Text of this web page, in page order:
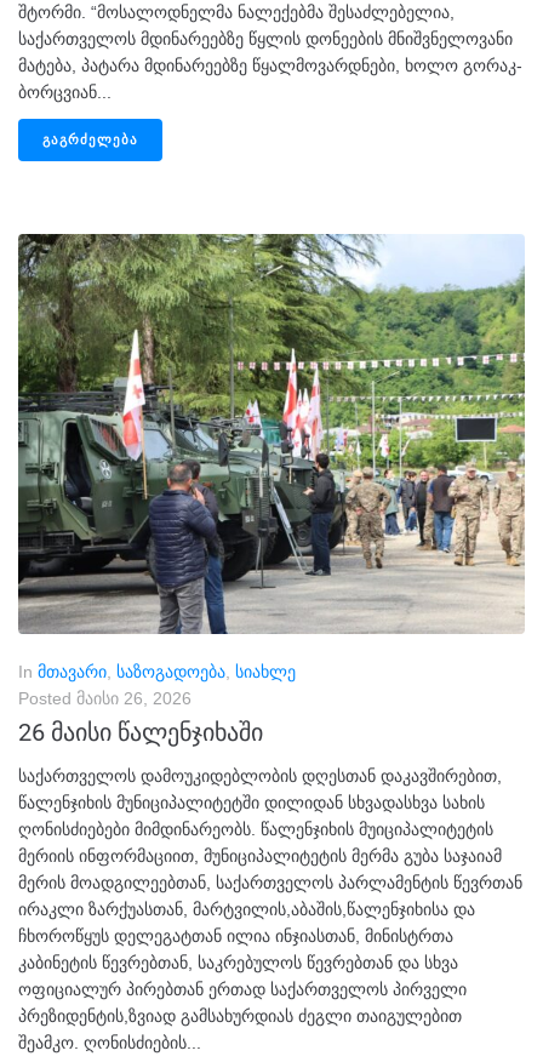
შტორმი. “მოსალოდნელმა ნალექებმა შესაძლებელია,
საქართველოს მდინარეებზე წყლის დონეების მნიშვნელოვანი
მატება, პატარა მდინარეებზე წყალმოვარდნები, ხოლო გორაკ-
ბორცვიან...
ᲒᲐᲒᲠᲫᲔᲚᲔᲑᲐ
In მთავარი საზოგადოება სიახლე
Posted მაისი 26, 2026
26 მაისი წალენჯიხაში
საქართველოს დამოუკიდებლობის დღესთან დაკავშირებით,
წალენჯიხის მუნიციპალიტეტში დილიდან სხვადასხვა სახის
ღონისძიებები მიმდინარეობს. წალენჯიხის მუიციპალიტეტის
მერიის ინფორმაციით, მუნიციპალიტეტის მერმა გუბა საჯაიამ
მერის მოადგილეებთან, საქართველოს პარლამენტის წევრთან
ირაკლი ზარქუასთან, მარტვილის,აბაშის,წალენჯიხისა და
ჩხოროწყუს დელეგატთან ილია ინჯიასთან, მინისტრთა
კაბინეტის წევრებთან, საკრებულოს წევრებთან და სხვა
ოფიციალურ პირებთან ერთად საქართველოს პირველი
პრეზიდენტის,ზვიად გამსახურდიას ძეგლი თაიგულებით
შეამკო. ღონისძიების...